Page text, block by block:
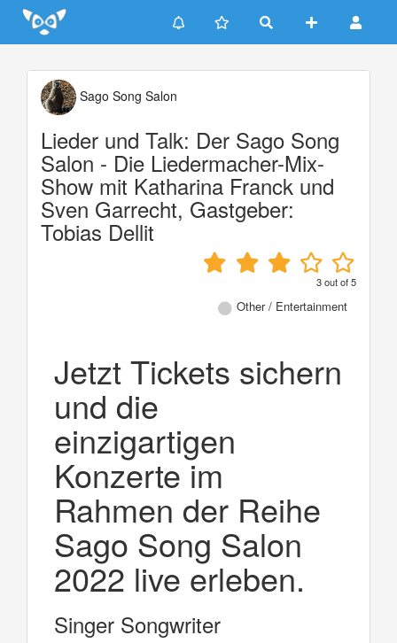
Update cookies preferences
Sago Song Salon
Lieder und Talk: Der Sago Song
Salon - Die Liedermacher-Mix-
Show mit Katharina Franck und
Sven Garrecht, Gastgeber:
Tobias Dellit
3out of5
Other / Entertainment
Jetzt Tickets sichern
und die
einzigartigen
Konzerte im
Rahmen der Reihe
Sago Song Salon
2022 live erleben.
Singer Songwriter